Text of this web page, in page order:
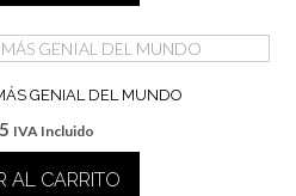
GENIAL DEL MUNDO
IVA Incluido
AL CARRITO